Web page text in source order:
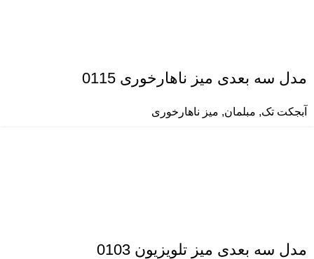
مدل سه بعدی میز ناهارخوری 0115
آبجکت تک, مبلمان, میز ناهارخوری
مدل سه بعدی میز تلویزیون 0103